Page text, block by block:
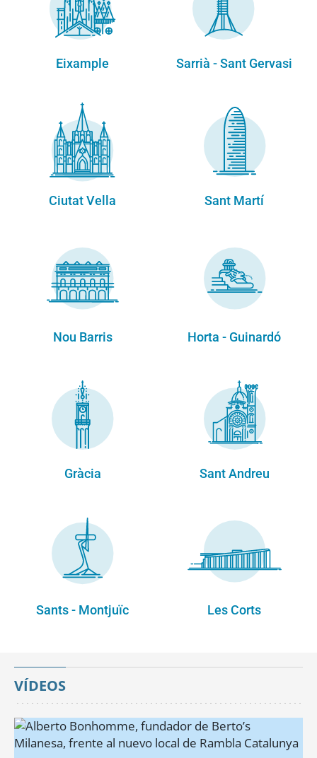
Eixample Sarrià - Sant Gervasi
Ciutat Vella Sant Martí
Nou Barris Horta - Guinardó
Gràcia Sant Andreu
Sants - Montjuïc Les Corts
VÍDEOS